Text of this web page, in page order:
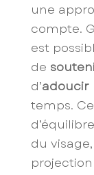
une
compte.
est
de
d’adoucir
temps.
du